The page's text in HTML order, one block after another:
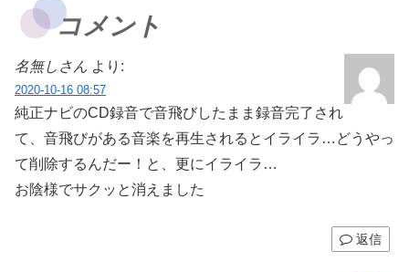
コメント
名無しさん より:
2020-10-16 08:57
純正ナビのCD録音で音飛びしたまま録音完了され
て、音飛びがある音楽を再生されるとイライラ…どうやっ
て削除するんだー！と、更にイライラ…
お陰様でサクッと消えました
返信